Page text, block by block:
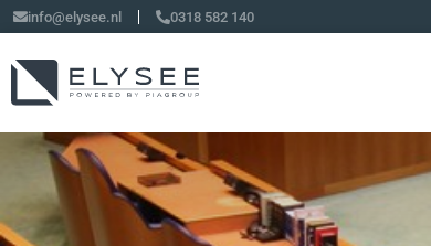
info@elysee.nl 0318 582 140